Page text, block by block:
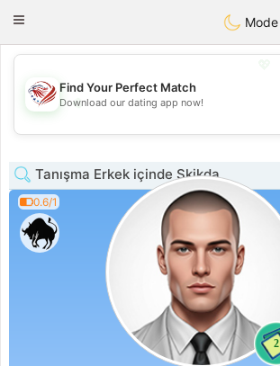
Dating
Toggle
Mode
💖
💕
Find Your Perfect Match
Download our dating app now!
Tanışma Erkek içinde Skikda
0.6/1
2